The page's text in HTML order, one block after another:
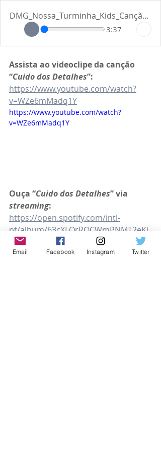
DMG_Nossa_Turminha_Kids_Canção_Cuido_dos_Detalhes
3:37
Assista ao videoclipe da canção
“Cuido dos Detalhes”:
https://www.youtube.com/watch?
v=WZe6mMadq1Y
https://www.youtube.com/watch?
v=WZe6mMadq1Y
Ouça “Cuido dos Detalhes” via
streaming:
https://open.spotify.com/intl-
pt/album/63cXLQrROCWmPNMT2eKi
WU
Email Facebook Instagram Twitter